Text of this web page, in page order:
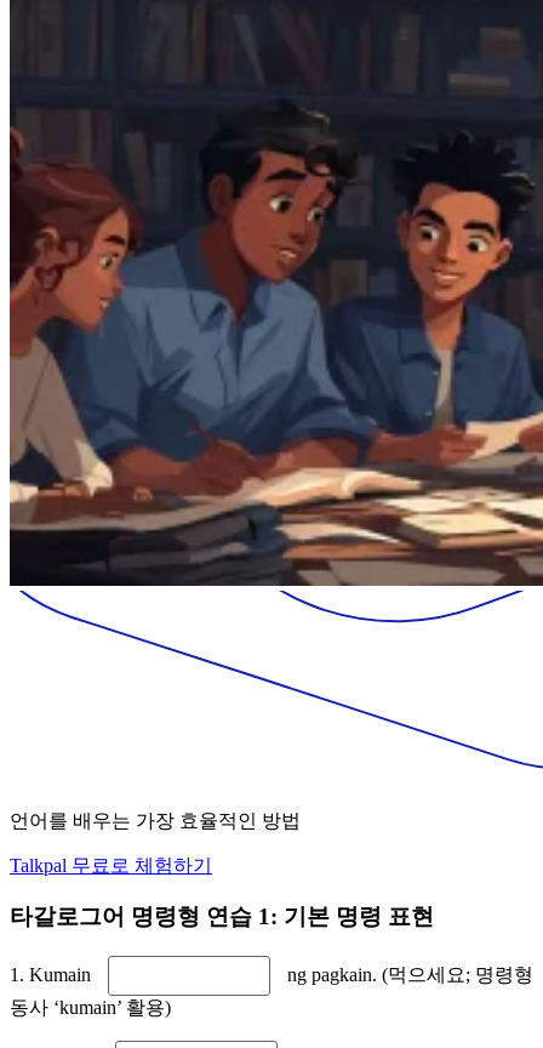
언어를 배우는 가장 효율적인 방법
Talkpal 무료로 체험하기
타갈로그어 명령형 연습 1: 기본 명령 표현
1. Kumain
ng pagkain. (먹으세요; 명령형
동사 ‘kumain’ 활용)